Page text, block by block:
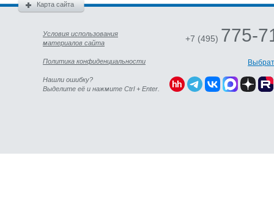
Карта сайта
Условия использования
материалов сайта
Политика конфиденциальности
Нашли ошибку?
Выделите её и нажмите Ctrl + Enter.
+7 (495) 775-